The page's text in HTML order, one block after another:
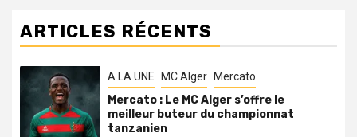
ARTICLES RÉCENTS
A LA UNE MC Alger Mercato
Mercato : Le MC Alger s’offre le
meilleur buteur du championnat
tanzanien